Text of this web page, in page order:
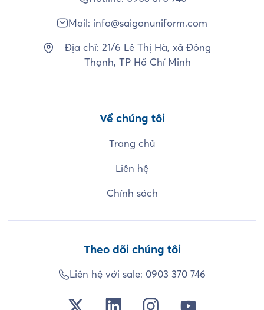
Mail: info@saigonuniform.com
Địa chỉ: 21/6 Lê Thị Hà, xã Đông
Thạnh, TP Hồ Chí Minh
Về chúng tôi
Trang chủ
Liên hệ
Chính sách
Theo dõi chúng tôi
Liên hệ với sale: 0903 370 746